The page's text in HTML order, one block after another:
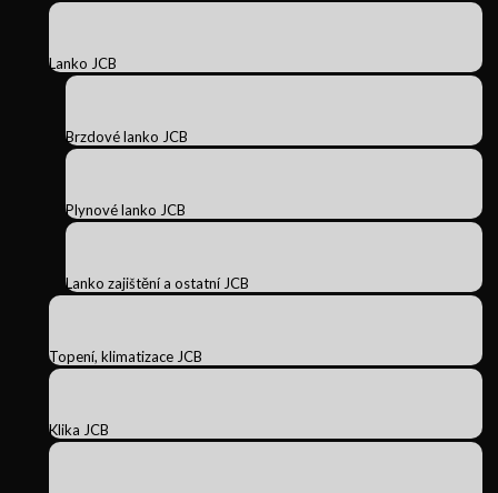
Lanko JCB
Brzdové lanko JCB
Plynové lanko JCB
Lanko zajištění a ostatní JCB
Topení, klimatizace JCB
Klika JCB